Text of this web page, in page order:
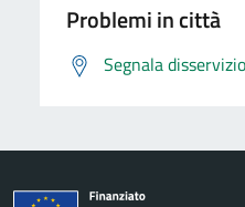
Problemi in città
Segnala disservizio